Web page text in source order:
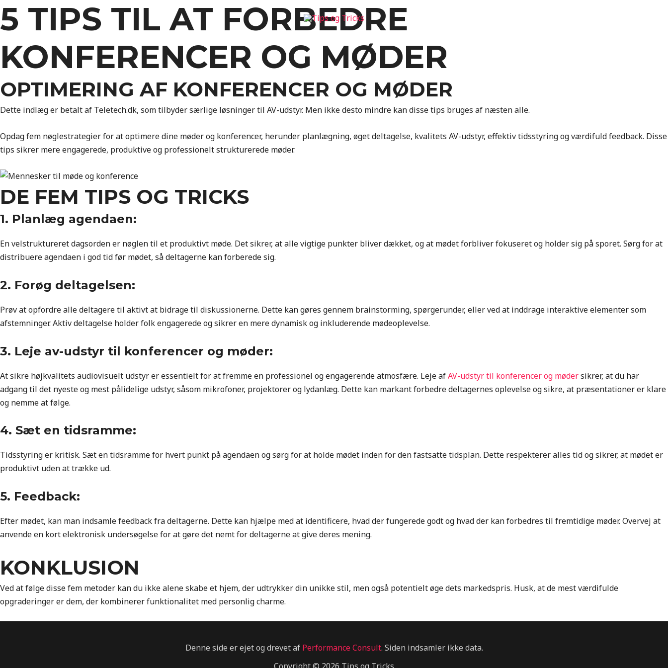
5 TIPS TIL AT FORBEDRE
KONFERENCER OG MØDER
OPTIMERING AF KONFERENCER OG MØDER
Dette indlæg er betalt af Teletech.dk, som tilbyder særlige løsninger til AV-udstyr. Men ikke desto mindre kan disse tips bruges af næsten alle.
Opdag fem nøglestrategier for at optimere dine møder og konferencer, herunder planlægning, øget deltagelse, kvalitets AV-udstyr, effektiv tidsstyring og værdifuld feedback. Disse
tips sikrer mere engagerede, produktive og professionelt strukturerede møder.
DE FEM TIPS OG TRICKS
1. Planlæg agendaen:
En velstruktureret dagsorden er nøglen til et produktivt møde. Det sikrer, at alle vigtige punkter bliver dækket, og at mødet forbliver fokuseret og holder sig på sporet. Sørg for at
distribuere agendaen i god tid før mødet, så deltagerne kan forberede sig.
2. Forøg deltagelsen:
Prøv at opfordre alle deltagere til aktivt at bidrage til diskussionerne. Dette kan gøres gennem brainstorming, spørgerunder, eller ved at inddrage interaktive elementer som
afstemninger. Aktiv deltagelse holder folk engagerede og sikrer en mere dynamisk og inkluderende mødeoplevelse.
3. Leje av-udstyr til konferencer og møder:
At sikre højkvalitets audiovisuelt udstyr er essentielt for at fremme en professionel og engagerende atmosfære. Leje afAV-udstyr til konferencer og mødersikrer, at du har
adgang til det nyeste og mest pålidelige udstyr, såsom mikrofoner, projektorer og lydanlæg. Dette kan markant forbedre deltagernes oplevelse og sikre, at præsentationer er klare
og nemme at følge.
4. Sæt en tidsramme:
Tidsstyring er kritisk. Sæt en tidsramme for hvert punkt på agendaen og sørg for at holde mødet inden for den fastsatte tidsplan. Dette respekterer alles tid og sikrer, at mødet er
produktivt uden at trække ud.
5. Feedback:
Efter mødet, kan man indsamle feedback fra deltagerne. Dette kan hjælpe med at identificere, hvad der fungerede godt og hvad der kan forbedres til fremtidige møder. Overvej at
anvende en kort elektronisk undersøgelse for at gøre det nemt for deltagerne at give deres mening.
KONKLUSION
Ved at følge disse fem metoder kan du ikke alene skabe et hjem, der udtrykker din unikke stil, men også potentielt øge dets markedspris. Husk, at de mest værdifulde
opgraderinger er dem, der kombinerer funktionalitet med personlig charme.
Denne side er ejet og drevet af Performance Consult. Siden indsamler ikke data.